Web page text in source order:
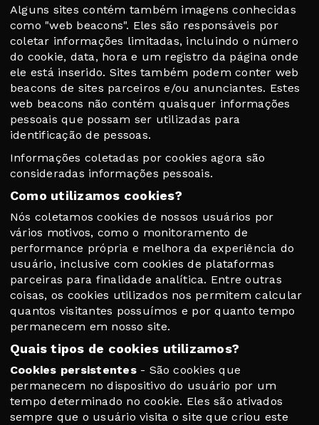
Alguns sites contém também imagens conhecidas
como "web beacons". Eles são responsáveis por
coletar informações limitadas, incluindo o número
do cookie, data, hora e um registro da página onde
ele está inserido. Sites também podem conter web
beacons de sites parceiros e/ou anunciantes. Estes
web beacons não contém quaisquer informações
pessoais que possam ser utilizadas para
identificação de pessoas.
Informações coletadas por cookies agora são
consideradas informações pessoais.
Como utilizamos cookies?
Nós coletamos cookies de nossos usuários por
vários motivos, como o monitoramento de
performance própria e melhora da experiência do
usuário, inclusive com cookies de plataformas
parceiras para finalidade analítica. Entre outras
coisas, os cookies utilizados nos permitem calcular
quantos visitantes possuímos e por quanto tempo
permanecem em nosso site.
Quais tipos de cookies utilizamos?
Cookies persistentes- São cookies que
permanecem no dispositivo do usuário por um
tempo determinado no cookie. Eles são ativados
sempre que o usuário visita o site que criou este